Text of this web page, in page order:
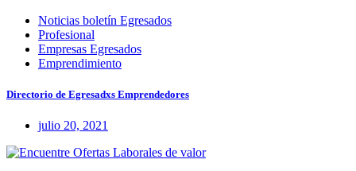
Noticias boletín Egresados
Profesional
Empresas Egresados
Emprendimiento
Directorio de Egresadxs Emprendedores
julio 20, 2021